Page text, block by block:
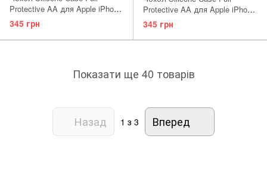
Protective AA для Apple iPhone
12 / 12 Pro Rose Red
345 грн
Protective AA для Apple iPhone
12 / 12 Pro Lilac Pride
345 грн
Показати ще 40 товарів
Назад 1 з 3 Вперед